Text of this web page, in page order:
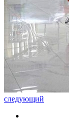
следующий